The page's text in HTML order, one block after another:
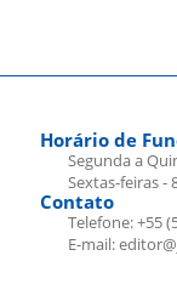
Horário de
Segunda a
Sextas-feiras -
Contato
Telefone: +55
E-mail: